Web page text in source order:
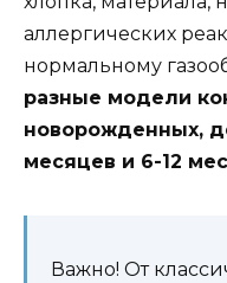
аллергических
нормальному
разные модели
новорожденных,
месяцев и 6-12
Важно! От